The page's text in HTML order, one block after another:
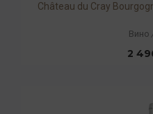
Château du Cray
Вино
2